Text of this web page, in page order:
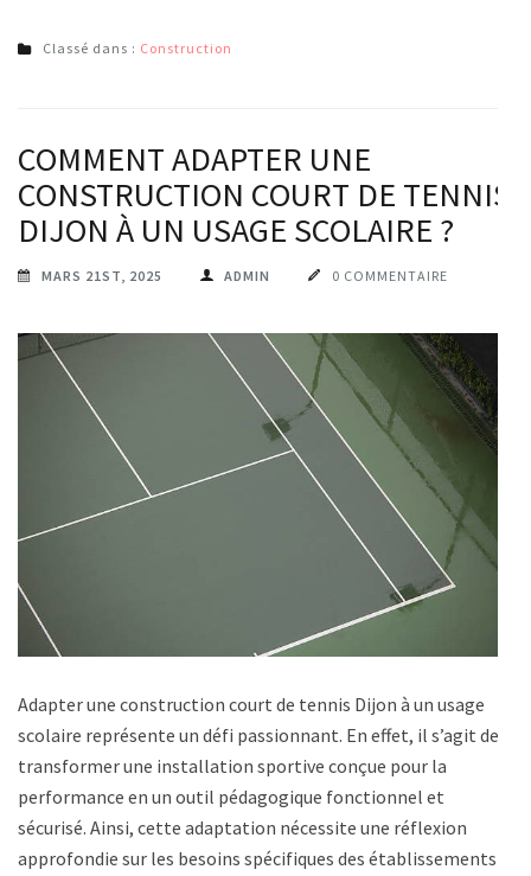
Classé dans : Construction
COMMENT ADAPTER UNE
CONSTRUCTION COURT DE TENNIS
DIJON À UN USAGE SCOLAIRE ?
MARS 21ST, 2025 ADMIN 0 COMMENTAIRE
Adapter une construction court de tennis Dijon à un usage
scolaire représente un défi passionnant. En effet, il s’agit de
transformer une installation sportive conçue pour la
performance en un outil pédagogique fonctionnel et
sécurisé. Ainsi, cette adaptation nécessite une réflexion
approfondie sur les besoins spécifiques des établissements